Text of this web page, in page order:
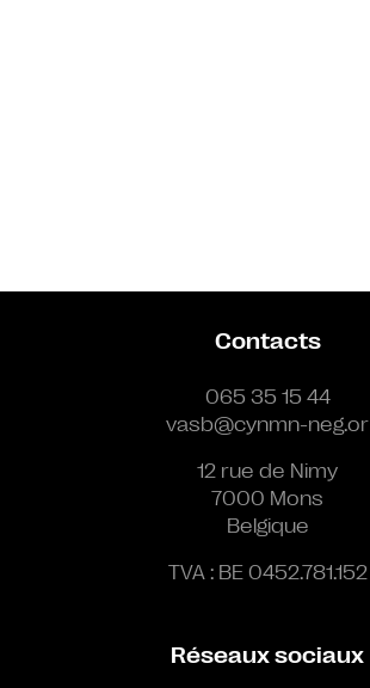
Contacts
065 35 15 44
vasb@cynmn-neg.or
12 rue de Nimy
7000 Mons
Belgique
TVA : BE 0452.781.152
Réseaux sociaux